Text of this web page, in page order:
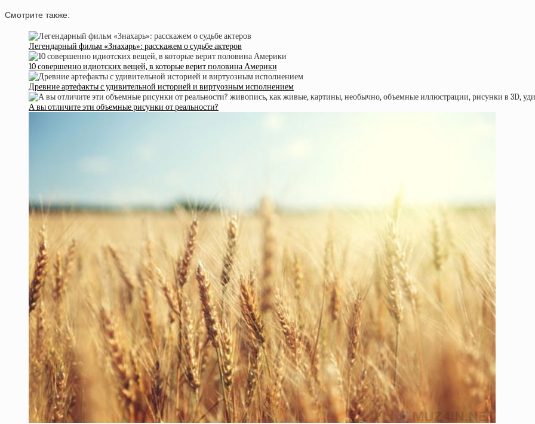
Смотрите также:
Легендарный фильм «Знахарь»: расскажем о судьбе актеров
10 совершенно идиотских вещей, в которые верит половина Америки
Древние артефакты с удивительной историей и виртуозным исполнением
А вы отличите эти объемные рисунки от реальности?